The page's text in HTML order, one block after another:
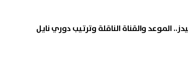
الموعد والقناة الناقلة وترتيب دوري نايل